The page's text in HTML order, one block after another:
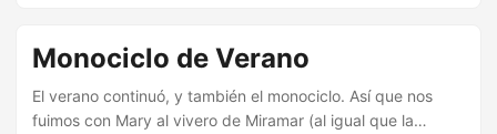
Monociclo de Verano
El verano continuó, y también el monociclo. Así que nos
fuimos con Mary al vivero de Miramar (al igual que la